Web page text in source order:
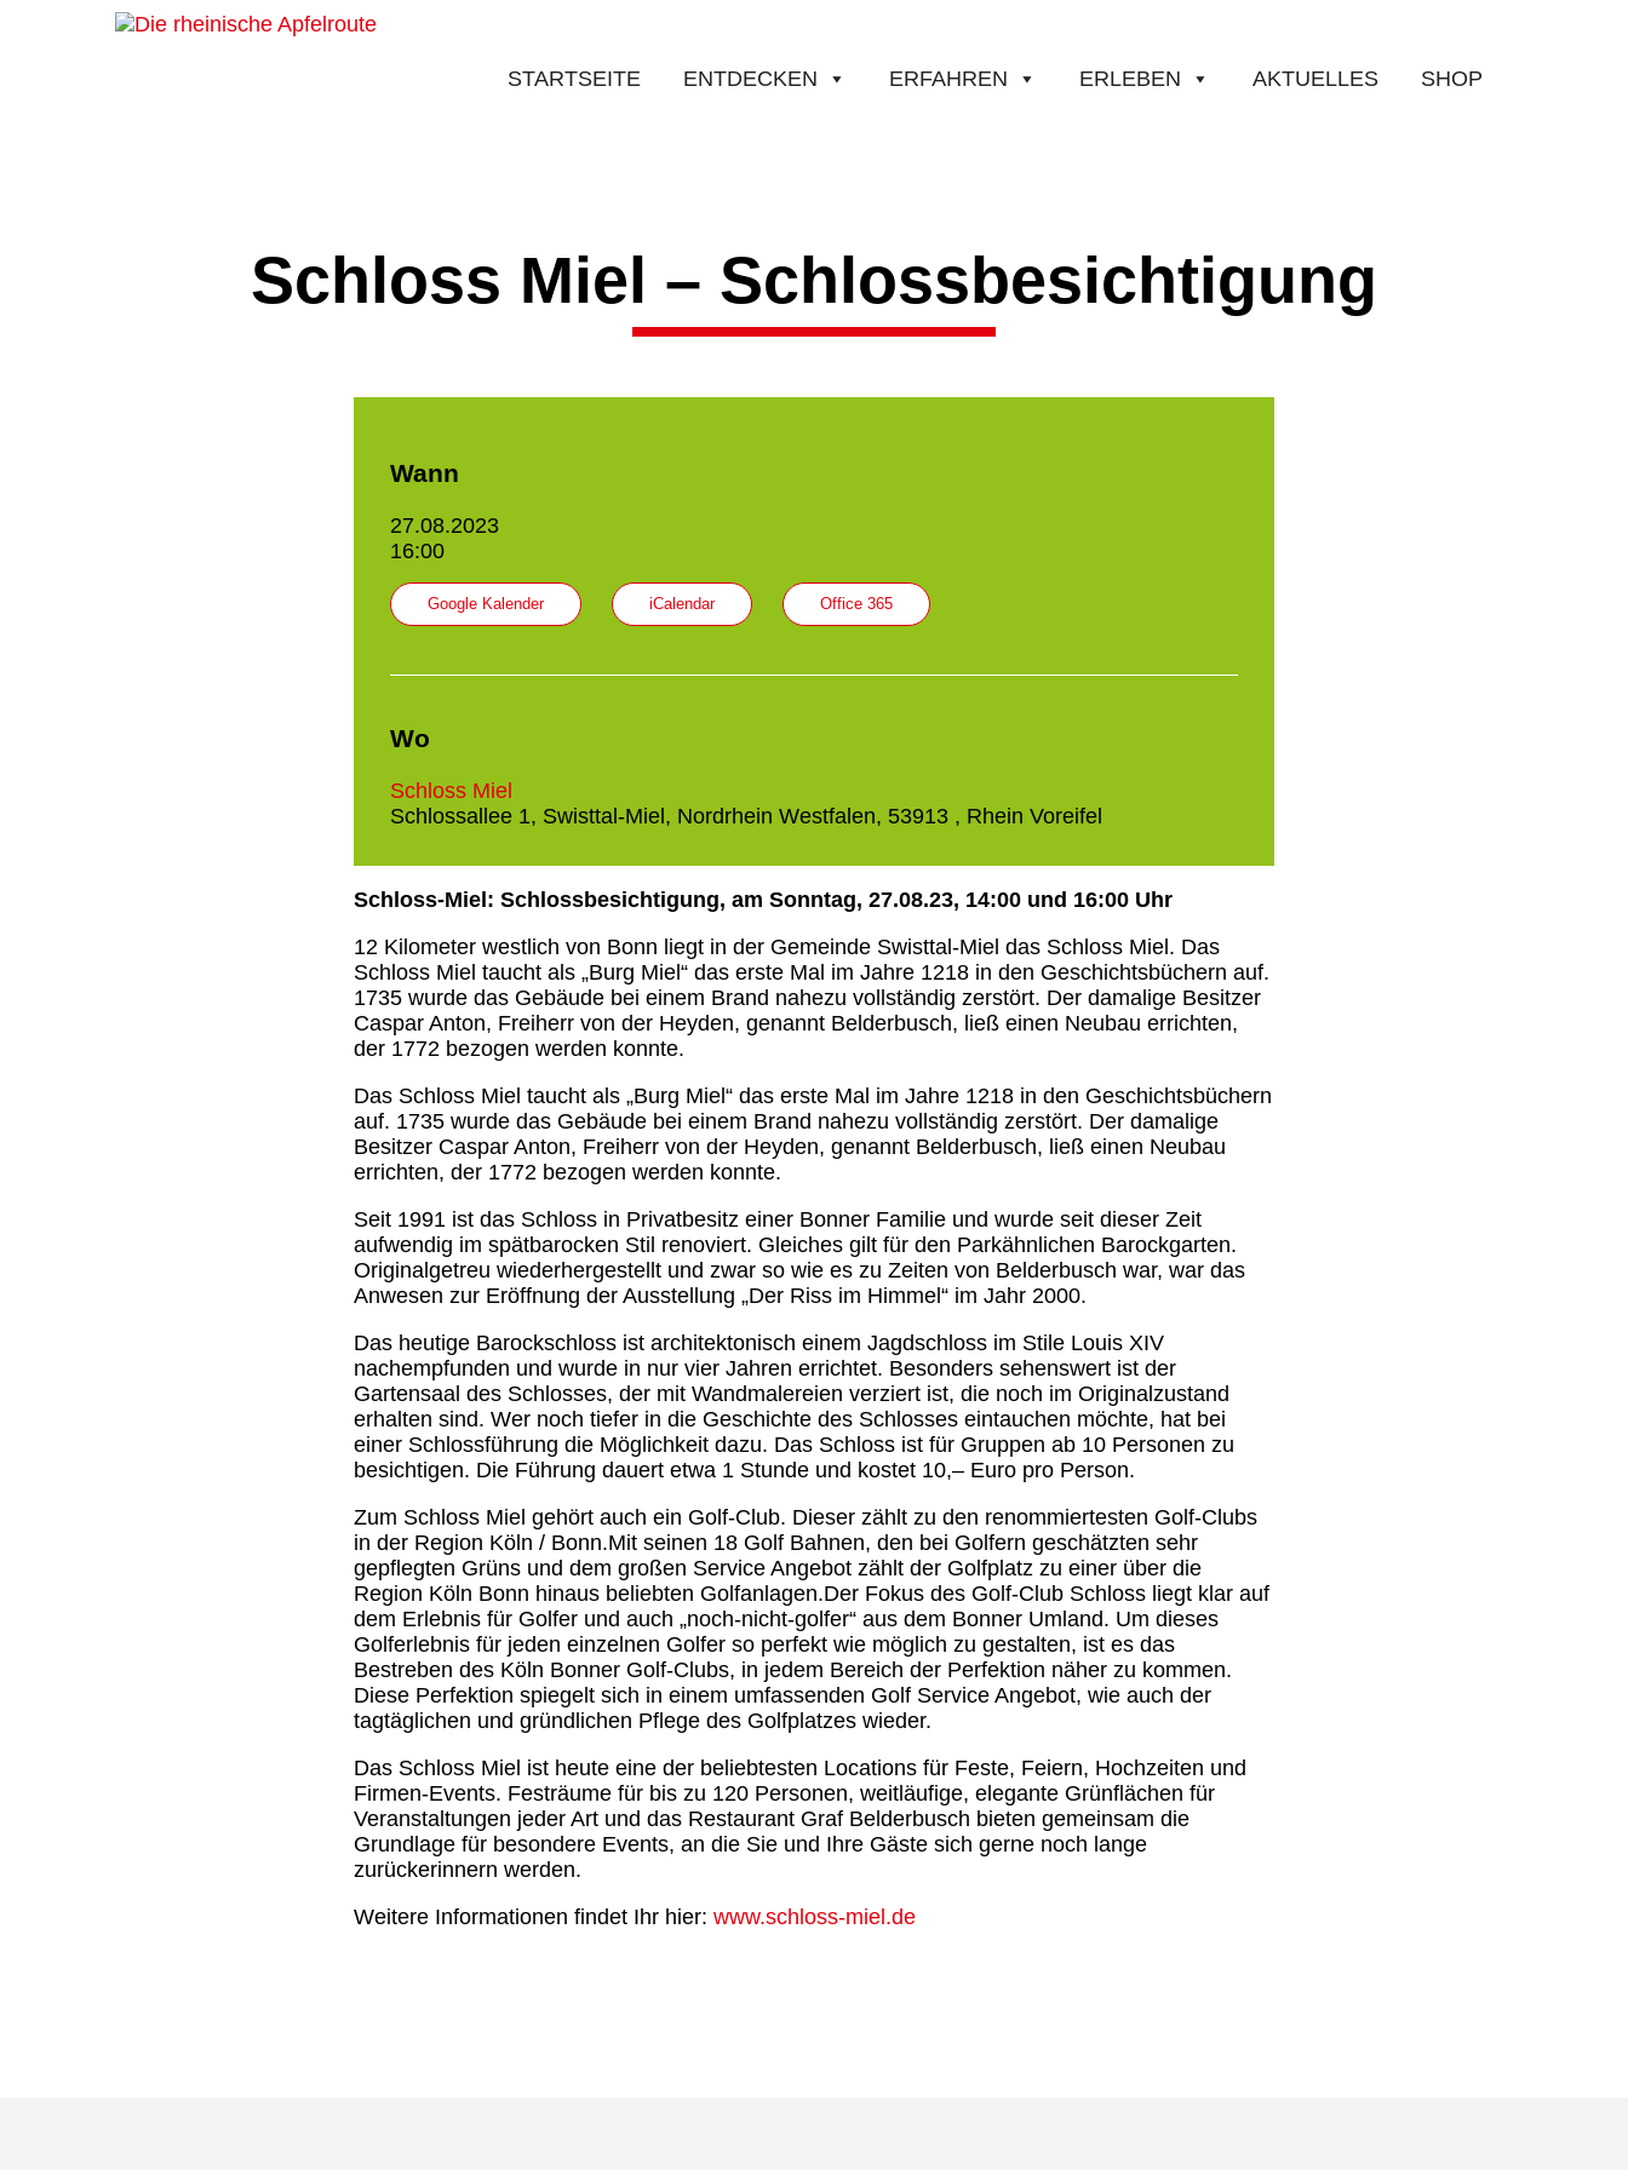
STARTSEITE ENTDECKEN ERFAHREN ERLEBEN AKTUELLES SHOP
Schloss Miel – Schlossbesichtigung
Wann
27.08.2023
16:00
Google Kalender iCalendar Office 365
Wo
Schloss Miel
Schlossallee 1, Swisttal-Miel, Nordrhein Westfalen, 53913 , Rhein Voreifel
Schloss-Miel: Schlossbesichtigung, am Sonntag, 27.08.23, 14:00 und 16:00 Uhr
12 Kilometer westlich von Bonn liegt in der Gemeinde Swisttal-Miel das Schloss Miel. Das
Schloss Miel taucht als „Burg Miel“ das erste Mal im Jahre 1218 in den Geschichtsbüchern auf.
1735 wurde das Gebäude bei einem Brand nahezu vollständig zerstört. Der damalige Besitzer
Caspar Anton, Freiherr von der Heyden, genannt Belderbusch, ließ einen Neubau errichten,
der 1772 bezogen werden konnte.
Das Schloss Miel taucht als „Burg Miel“ das erste Mal im Jahre 1218 in den Geschichtsbüchern
auf. 1735 wurde das Gebäude bei einem Brand nahezu vollständig zerstört. Der damalige
Besitzer Caspar Anton, Freiherr von der Heyden, genannt Belderbusch, ließ einen Neubau
errichten, der 1772 bezogen werden konnte.
Seit 1991 ist das Schloss in Privatbesitz einer Bonner Familie und wurde seit dieser Zeit
aufwendig im spätbarocken Stil renoviert. Gleiches gilt für den Parkähnlichen Barockgarten.
Originalgetreu wiederhergestellt und zwar so wie es zu Zeiten von Belderbusch war, war das
Anwesen zur Eröffnung der Ausstellung „Der Riss im Himmel“ im Jahr 2000.
Das heutige Barockschloss ist architektonisch einem Jagdschloss im Stile Louis XIV
nachempfunden und wurde in nur vier Jahren errichtet. Besonders sehenswert ist der
Gartensaal des Schlosses, der mit Wandmalereien verziert ist, die noch im Originalzustand
erhalten sind. Wer noch tiefer in die Geschichte des Schlosses eintauchen möchte, hat bei
einer Schlossführung die Möglichkeit dazu. Das Schloss ist für Gruppen ab 10 Personen zu
besichtigen. Die Führung dauert etwa 1 Stunde und kostet 10,– Euro pro Person.
Zum Schloss Miel gehört auch ein Golf-Club. Dieser zählt zu den renommiertesten Golf-Clubs
in der Region Köln / Bonn.Mit seinen 18 Golf Bahnen, den bei Golfern geschätzten sehr
gepflegten Grüns und dem großen Service Angebot zählt der Golfplatz zu einer über die
Region Köln Bonn hinaus beliebten Golfanlagen.Der Fokus des Golf-Club Schloss liegt klar auf
dem Erlebnis für Golfer und auch „noch-nicht-golfer“ aus dem Bonner Umland. Um dieses
Golferlebnis für jeden einzelnen Golfer so perfekt wie möglich zu gestalten, ist es das
Bestreben des Köln Bonner Golf-Clubs, in jedem Bereich der Perfektion näher zu kommen.
Diese Perfektion spiegelt sich in einem umfassenden Golf Service Angebot, wie auch der
tagtäglichen und gründlichen Pflege des Golfplatzes wieder.
Das Schloss Miel ist heute eine der beliebtesten Locations für Feste, Feiern, Hochzeiten und
Firmen-Events. Festräume für bis zu 120 Personen, weitläufige, elegante Grünflächen für
Veranstaltungen jeder Art und das Restaurant Graf Belderbusch bieten gemeinsam die
Grundlage für besondere Events, an die Sie und Ihre Gäste sich gerne noch lange
zurückerinnern werden.
Weitere Informationen findet Ihr hier:www.schloss-miel.de